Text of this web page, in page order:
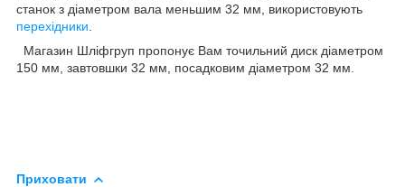
станок з діаметром вала меньшим 32 мм, використовують
перехідники
Магазин Шліфгруп пропонує Вам точильний диск діаметром
150 мм, завтовшки 32 мм, посадковим діаметром 32 мм.
Приховати